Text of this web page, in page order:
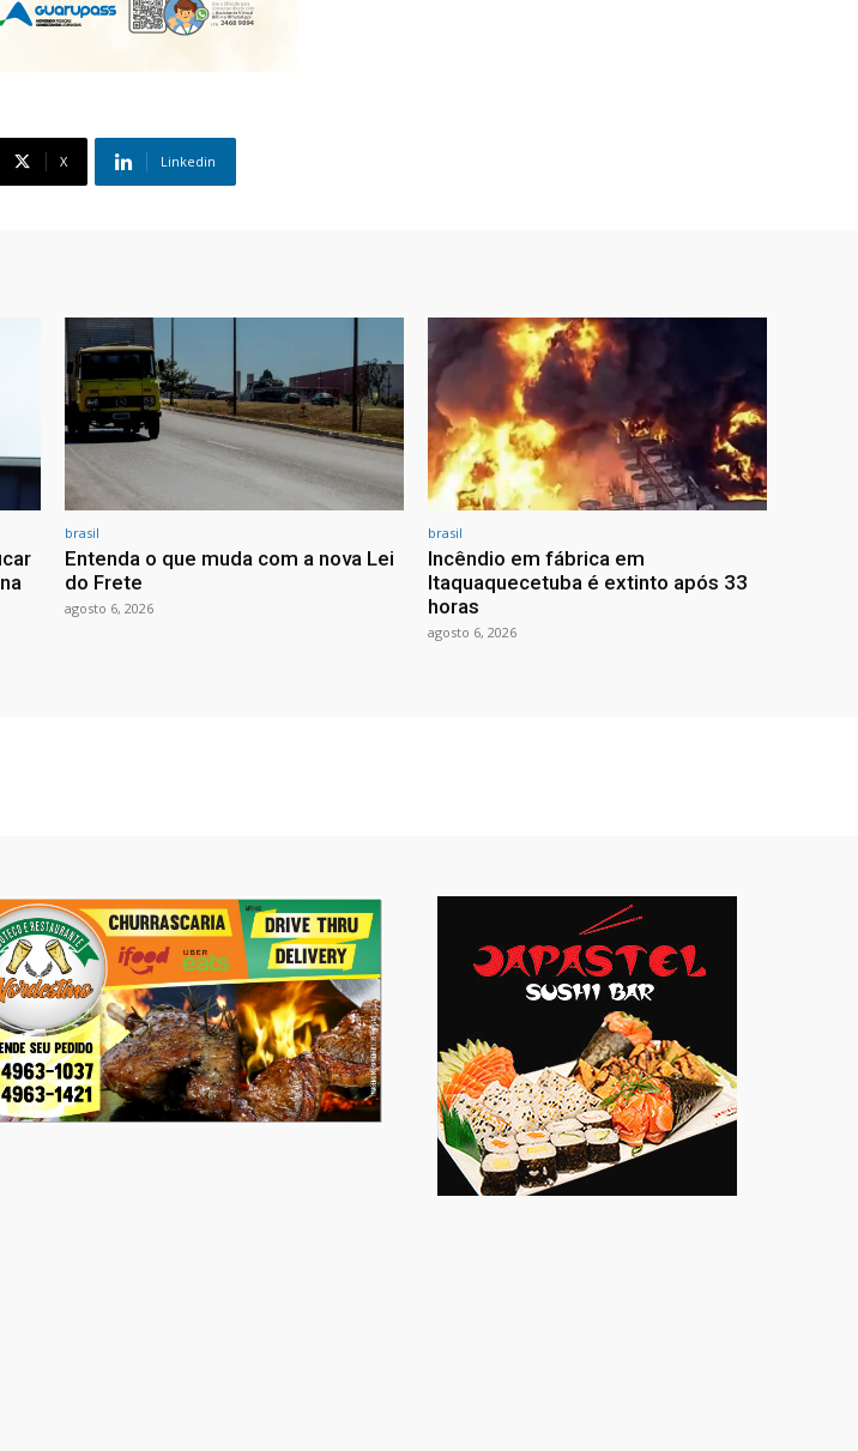
X Linkedin
brasil
Entenda o que muda com a nova Lei
do Frete
agosto 6, 2026
brasil
Incêndio em fábrica em
Itaquaquecetuba é extinto após 33
horas
agosto 6, 2026